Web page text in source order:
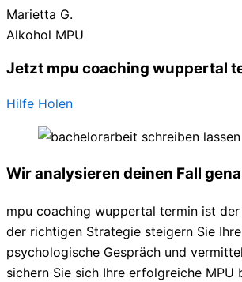
Marietta G.
Alkohol MPU
Jetzt mpu coaching wuppertal
Hilfe Holen
Wir analysieren deinen Fall
mpu coaching wuppertal termin ist
der richtigen Strategie steigern Sie
psychologische Gespräch und
sichern Sie sich Ihre erfolgreiche MPU